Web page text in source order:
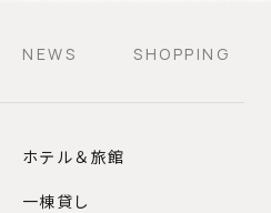
NEWS SHOPPING
ホテル＆旅館
一棟貸し